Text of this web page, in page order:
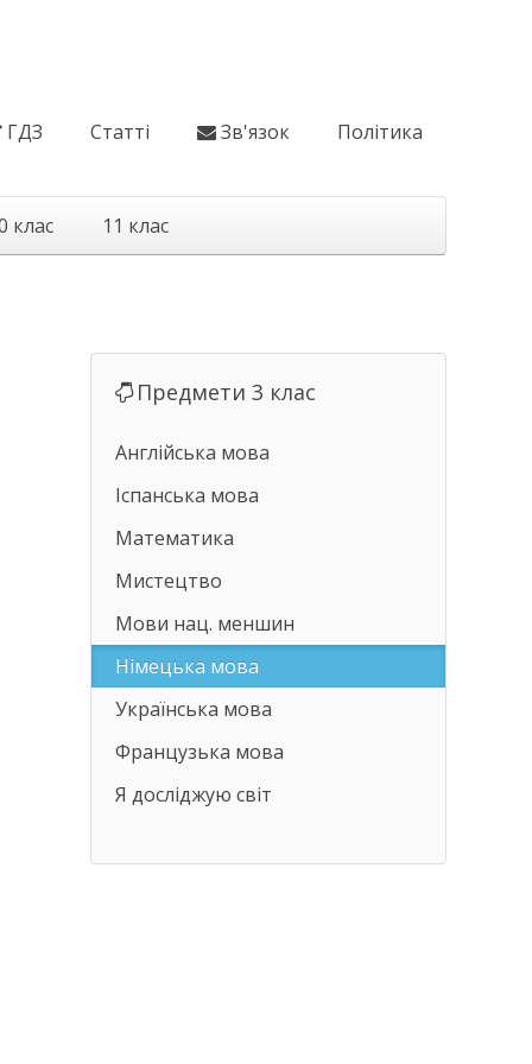
ГДЗ Статті Зв'язок Політика
клас 11 клас
Предмети 3 клас
Англійська мова
Іспанська мова
Математика
Мистецтво
Мови нац. меншин
Німецька мова
Українська мова
Французька мова
Я досліджую світ